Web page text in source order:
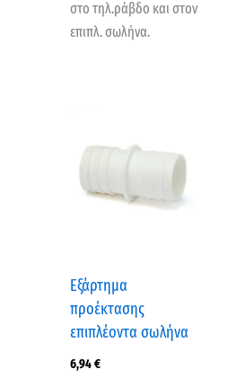
στο τηλ.ράβδο και στον
επιπλ. σωλήνα.
Εξάρτημα
προέκτασης
επιπλέοντα σωλήνα
6,94€